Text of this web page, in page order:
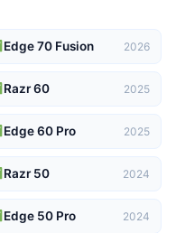
Edge 70 Fusion 2026
Razr 60 2025
Edge 60 Pro 2025
Razr 50 2024
Edge 50 Pro 2024